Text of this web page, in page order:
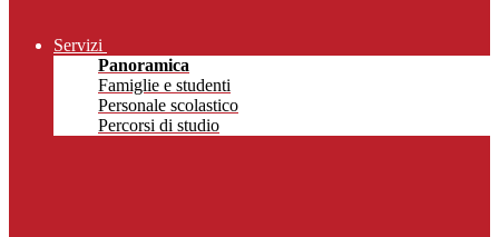
Servizi
Panoramica
Famiglie e studenti
Personale scolastico
Percorsi di studio